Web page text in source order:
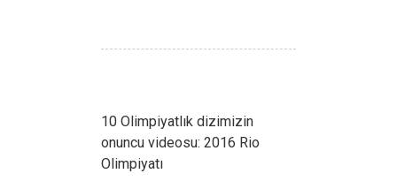
10 Olimpiyatlık dizimizin
onuncu videosu: 2016 Rio
Olimpiyatı